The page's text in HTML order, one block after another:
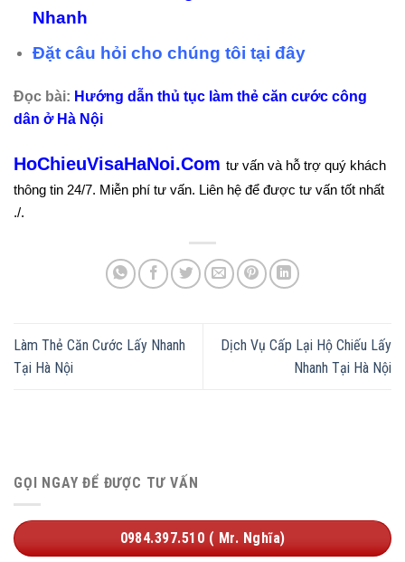
Nhanh
Đặt câu hỏi cho chúng tôi tại đây
Đọc bài: Hướng dẫn thủ tục làm thẻ căn cước công
dân ở Hà Nội
HoChieuVisaHaNoi.Com tư vấn và hỗ trợ quý khách
thông tin 24/7. Miễn phí tư vấn. Liên hệ để được tư vấn tốt nhất
./.
Làm Thẻ Căn Cước Lấy Nhanh
Tại Hà Nội
Dịch Vụ Cấp Lại Hộ Chiếu Lấy
Nhanh Tại Hà Nội
GỌI NGAY ĐỂ ĐƯỢC TƯ VẤN
0984.397.510 ( Mr. Nghĩa)